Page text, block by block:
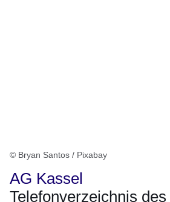
© Bryan Santos / Pixabay
AG Kassel
Telefonverzeichnis